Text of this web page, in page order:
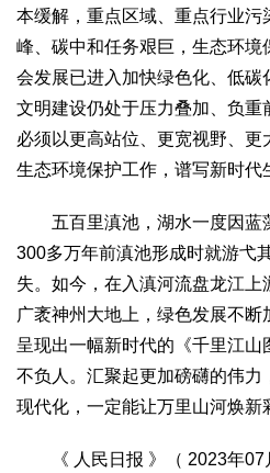
本缓解，重点区域、重点行业污
峰、碳中和任务艰巨，生态环境
会发展已进入加快绿色化、低
文明建设仍处于压力叠加、负重
必须以更高站位、更宽视野、
生态环境保护工作，谱写新时代
五百里滇池，湖水一度因蓝
300多万年前滇池形成时就游弋
失。如今，在入滇河流盘龙江上
广袤神州大地上，绿色发展不断
呈现出一幅新时代的《千里江
不负人。汇聚起更加磅礴的伟力
现代化，一定能让万里山河焕新
《 人民日报 》（ 2023年07